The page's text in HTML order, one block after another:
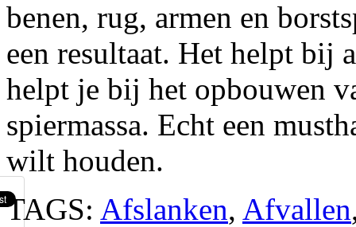
benen, rug, armen en
een resultaat. Het helpt bij
helpt je bij het opbouwen
spiermassa. Echt een
wilt houden.
TAGS: Afslanken, Afvallen